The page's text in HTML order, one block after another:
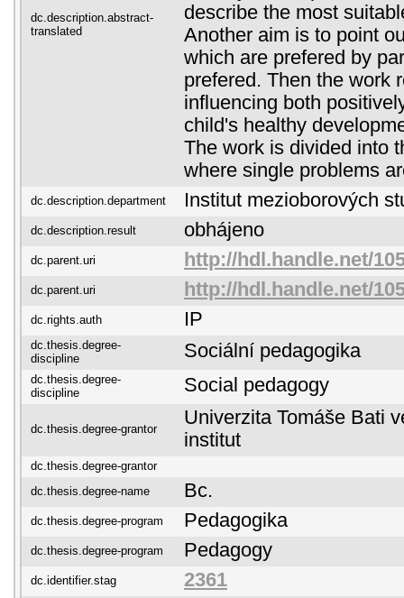
dc.description.abstract-
translated
describe the most
Another aim is to point
which are prefered by
prefered. Then the work
influencing both
child's healthy
The work is divided into
where single problems
dc.description.department Institut mezioborových
dc.description.result obhájeno
dc.parent.uri http://hdl.handle.net/
dc.parent.uri http://hdl.handle.net/
dc.rights.auth IP
dc.thesis.degree-
discipline
Sociální pedagogika
dc.thesis.degree-
discipline
Social pedagogy
dc.thesis.degree-grantor
Univerzita Tomáše Bati
institut
dc.thesis.degree-grantor
dc.thesis.degree-name
Bc.
dc.thesis.degree-program Pedagogika
dc.thesis.degree-program Pedagogy
dc.identifier.stag 2361